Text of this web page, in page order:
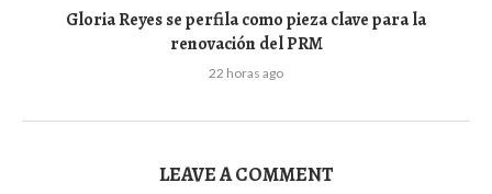
Gloria Reyes se perfila como pieza clave para la
renovación del PRM
22 horas ago
LEAVE A COMMENT